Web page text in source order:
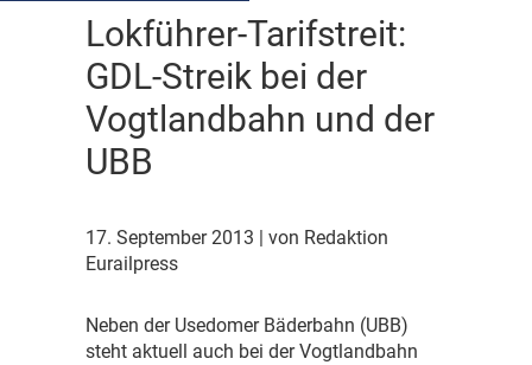
Lokführer-Tarifstreit:
GDL-Streik bei der
Vogtlandbahn und der
UBB
17. September 2013
| von Redaktion
Eurailpress
Neben der Usedomer Bäderbahn (UBB)
steht aktuell auch bei der Vogtlandbahn